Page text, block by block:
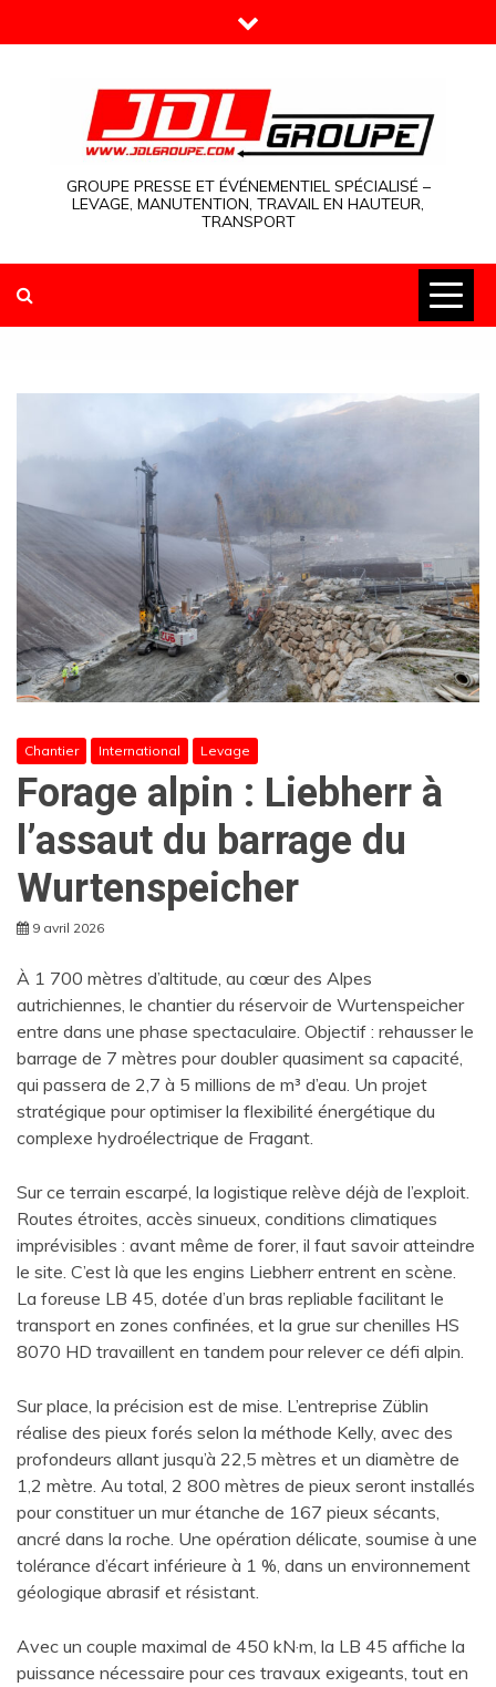
to
GROUPE PRESSE ET ÉVÉNEMENTIEL SPÉCIALISÉ –
LEVAGE, MANUTENTION, TRAVAIL EN HAUTEUR,
TRANSPORT
Chantier International Levage
Forage alpin : Liebherr à
l’assaut du barrage du
Wurtenspeicher
9 avril 2026
À 1 700 mètres d’altitude, au cœur des Alpes
autrichiennes, le chantier du réservoir de Wurtenspeicher
entre dans une phase spectaculaire. Objectif : rehausser le
barrage de 7 mètres pour doubler quasiment sa capacité,
qui passera de 2,7 à 5 millions de m³ d’eau. Un projet
stratégique pour optimiser la flexibilité énergétique du
complexe hydroélectrique de Fragant.
Sur ce terrain escarpé, la logistique relève déjà de l’exploit.
Routes étroites, accès sinueux, conditions climatiques
imprévisibles : avant même de forer, il faut savoir atteindre
le site. C’est là que les engins Liebherr entrent en scène.
La foreuse LB 45, dotée d’un bras repliable facilitant le
transport en zones confinées, et la grue sur chenilles HS
8070 HD travaillent en tandem pour relever ce défi alpin.
Sur place, la précision est de mise. L’entreprise Züblin
réalise des pieux forés selon la méthode Kelly, avec des
profondeurs allant jusqu’à 22,5 mètres et un diamètre de
1,2 mètre. Au total, 2 800 mètres de pieux seront installés
pour constituer un mur étanche de 167 pieux sécants,
ancré dans la roche. Une opération délicate, soumise à une
tolérance d’écart inférieure à 1 %, dans un environnement
géologique abrasif et résistant.
Avec un couple maximal de 450 kN·m, la LB 45 affiche la
puissance nécessaire pour ces travaux exigeants, tout en